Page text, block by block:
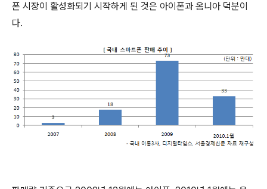
폰 시장이 활성화되기 시작하게 된 것은 아이폰과 옴니아 덕분이
다.